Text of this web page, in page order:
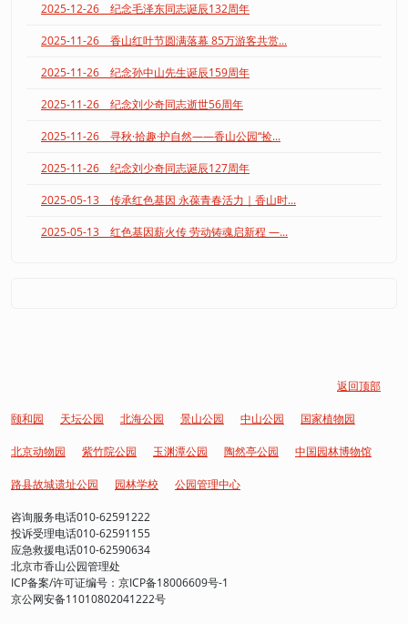
2025-12-26 纪念毛泽东同志诞辰132周年
2025-11-26 香山红叶节圆满落幕 85万游客共赏...
2025-11-26 纪念孙中山先生诞辰159周年
2025-11-26 纪念刘少奇同志逝世56周年
2025-11-26 寻秋·拾趣·护自然——香山公园“捡...
2025-11-26 纪念刘少奇同志诞辰127周年
2025-05-13 传承红色基因 永葆青春活力｜香山时...
2025-05-13 红色基因薪火传 劳动铸魂启新程 —...
返回顶部
颐和园 天坛公园 北海公园 景山公园 中山公园 国家植物园
北京动物园 紫竹院公园 玉渊潭公园 陶然亭公园 中国园林博物馆
路县故城遗址公园 园林学校 公园管理中心
咨询服务电话010-62591222
投诉受理电话010-62591155
应急救援电话010-62590634
北京市香山公园管理处
ICP备案/许可证编号：京ICP备18006609号-1
京公网安备11010802041222号